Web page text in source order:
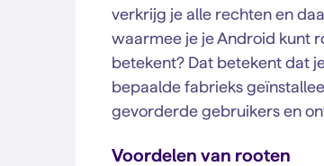
verkrijg je alle rechten en
waarmee je je Android kunt
betekent? Dat betekent dat
bepaalde fabrieks
gevorderde gebruikers en
Voordelen van rooten